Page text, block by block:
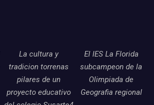
La cultura y
tradicion torrenas
pilares de un
proyecto educativo
El IES La Florida
subcampeon de la
Olimpiada de
Geografia regional